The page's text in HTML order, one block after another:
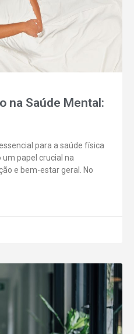
na Saúde Mental:
para a saúde física
papel crucial na
e bem-estar geral. No